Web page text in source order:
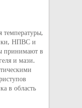
температуры,
НПВС и
принимают в
и мази.
в область